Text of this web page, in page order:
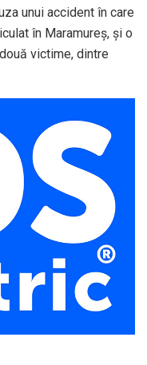
unui accident în care
în Maramureş, şi o
victime, dintre